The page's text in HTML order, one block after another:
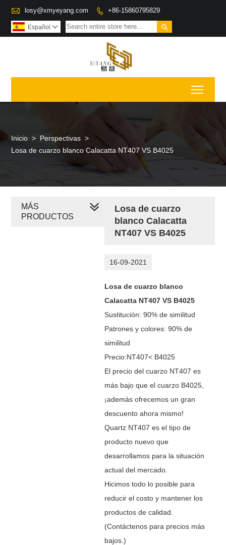
 losy@xmyeyang.com  +86-15860795829

Español 
Inicio > Perspectivas >
Losa de cuarzo blanco Calacatta NT407 VS B4025
Losa de cuarzo
blanco Calacatta
NT407 VS B4025
16-09-2021
Losa de cuarzo blanco
Calacatta NT407 VS B4025
Sustitución: 90% de similitud
Patrones y colores: 90% de
similitud
Precio:NT407< B4025
El precio del cuarzo NT407 es
más bajo que el cuarzo B4025,
¡además ofrecemos un gran
descuento ahora mismo!
Quartz NT407 es el tipo de
producto nuevo que
desarrollamos para la situación
actual del mercado.
Hicimos todo lo posible para
reducir el costo y mantener los
productos de calidad.
(Contáctenos para precios más
bajos. )
MÁS
PRODUCTOS